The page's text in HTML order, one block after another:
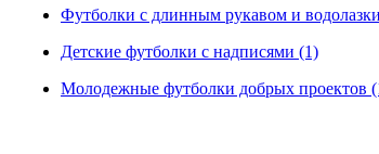
Футболки с длинным рукавом и
Детские футболки с надписями (1)
Молодежные футболки добрых проектов